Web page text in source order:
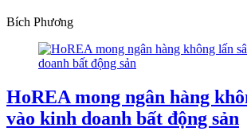
Bích Phương
HoREA mong ngân hàng
vào kinh doanh bất động sản